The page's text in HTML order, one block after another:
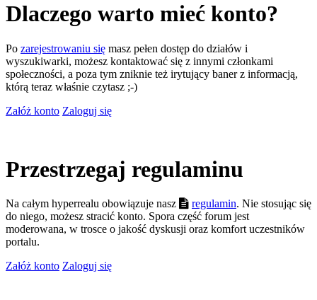
Dlaczego warto mieć konto?
Po zarejestrowaniu się masz pełen dostęp do działów i
wyszukiwarki, możesz kontaktować się z innymi członkami
społeczności, a poza tym zniknie też irytujący baner z informacją,
którą teraz właśnie czytasz ;-)
Załóż konto Zaloguj się
Przestrzegaj regulaminu
Na całym hyperrealu obowiązuje nasz regulamin. Nie stosując się
do niego, możesz stracić konto. Spora część forum jest
moderowana, w trosce o jakość dyskusji oraz komfort uczestników
portalu.
Załóż konto Zaloguj się